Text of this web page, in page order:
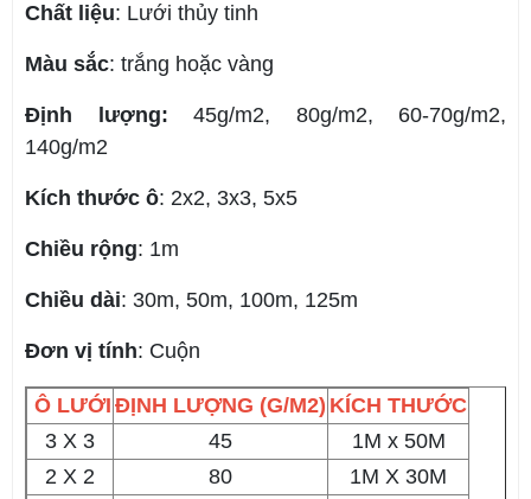
Chất liệu: Lưới thủy tinh
Màu sắc: trắng hoặc vàng
Định lượng: 45g/m2, 80g/m2, 60-70g/m2,
140g/m2
Kích thước ô: 2x2, 3x3, 5x5
Chiều rộng: 1m
Chiều dài: 30m, 50m, 100m, 125m
Đơn vị tính: Cuộn
Ô LƯỚI ĐỊNH LƯỢNG (G/M2) KÍCH THƯỚC
3 X 3
45
1M x 50M
2 X 2
80 1M X 30M